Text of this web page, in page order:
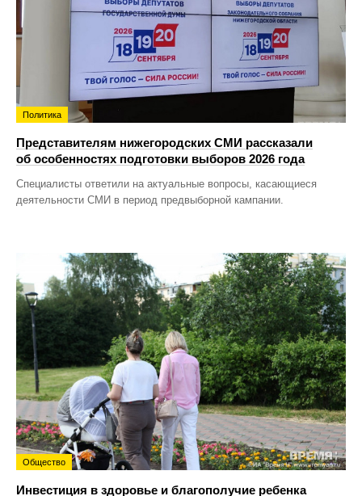
Политика
Представителям нижегородских СМИ рассказали
об особенностях подготовки выборов 2026 года
Специалисты ответили на актуальные вопросы, касающиеся
деятельности СМИ в период предвыборной кампании.
Общество
Инвестиция в здоровье и благополучие ребенка